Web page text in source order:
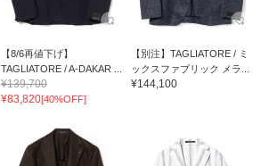
【8/6再値下げ】
TAGLIATORE / A-DAKAR ...
¥139,700
¥83,820[40%OFF]
【別注】TAGLIATORE / ミ
ックスファブリック メラ...
¥144,100